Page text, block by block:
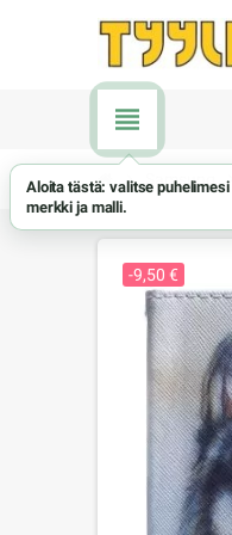
view_headline
chevron_right Samsung chevron_right
-9,50 €
Aloita tästä: valitse puhelimesi
merkki ja malli.